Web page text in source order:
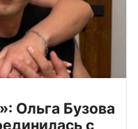
Ольга Бузова
с